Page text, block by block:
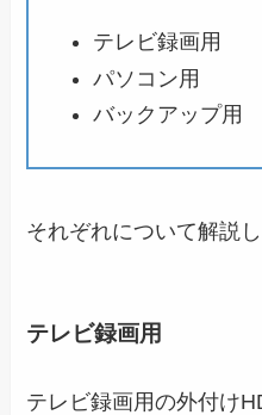
テレビ録画用
パソコン用
バックアップ用
それぞれについて解説し
テレビ録画用
テレビ録画用の外付け